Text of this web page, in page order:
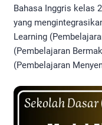
Bahasa Inggris kelas
yang
Learning
(Pembelajaran
(Pembelajaran